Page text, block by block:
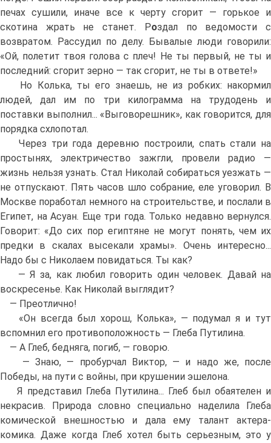
печах сушили, иначе все к черту сгорит — горькое и
скотина жрать не станет. Роздал по ведомости с
возвратом. Рассудил по делу. Бывалые люди говорили:
«Ой, полетит твоя голова с плеч! Не ты первый, не ты и
последний: сгорит зерно — так сгорит, не ты в ответе!»
Но Колька, ты его знаешь, не из робких: накормил
людей, дал им по три килограмма на трудодень и
поставки выполнил... «Выговорешник», как говорится, для
порядка схлопотал.
Через три года деревню построили, спать стали на
простынях, электричество зажгли, провели радио —
жизнь нельзя узнать. Стал Николай собираться уезжать —
не отпускают. Пять часов шло собрание, еле уговорил. В
Москве поработал немного на строительстве, и послали в
Египет, на Асуан. Еще три года. Только недавно вернулся.
Говорит: «До сих пор египтяне не могут понять, чем их
предки в скалах высекали храмы». Очень интересно...
Надо бы с Николаем повидаться. Ты как?
— Я за, как любил говорить один человек. Давай на
воскресенье. Как Николай выглядит?
— Преотлично!
«Он всегда был хорош, Колька», — подумал я и тут
вспомнил его противоположность — Глеба Путилина.
— А Глеб, бедняга, погиб, — говорю.
— Знаю, — пробурчал Виктор, — и надо же, после
Победы, на пути с войны, при крушении эшелона.
Я представил Глеба Путилина... Глеб был обаятелен и
некрасив. Природа словно специально наделила Глеба
комической внешностью и дала ему талант актера-
комика. Даже когда Глеб хотел быть серьезным, это у